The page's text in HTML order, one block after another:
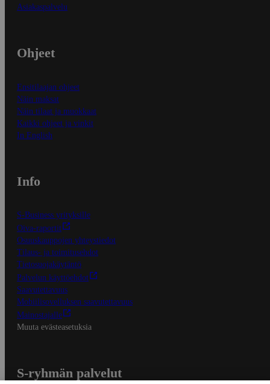
Asiakaspalvelu
Ohjeet
Ensitilaajan ohjeet
Näin maksat
Näin tilaat ja muokkaat
Kaikki ohjeet ja vinkit
In English
Info
S-Business yrityksille
Oiva-raportit
Osuuskauppojen yhteystiedot
Tilaus- ja toimitusehdot
Tietosuojakäytäntö
Palvelun käyttöehdot
Saavutettavuus
Mobiilisovelluksen saavutettavuus
Mainostajalle
Muuta evästeasetuksia
S-ryhmän palvelut